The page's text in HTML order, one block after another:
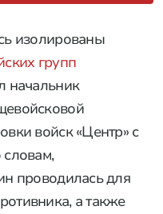
изолированы
групп
начальник
войск «Центр» с
проводилась для
а также